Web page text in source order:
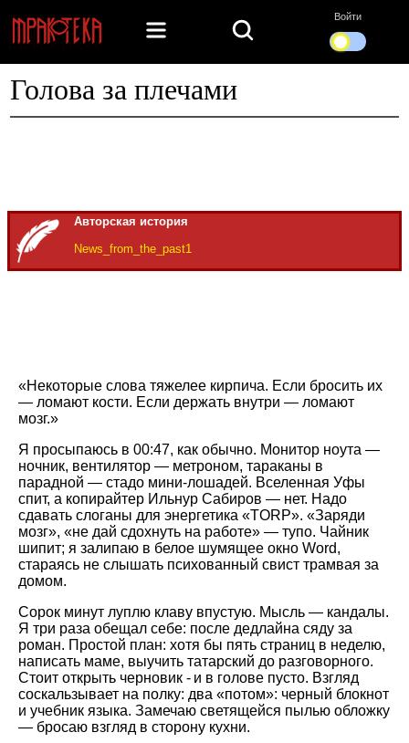
Войти
Голова за плечами
Авторская история
News_from_the_past1
«Некоторые слова тяжелее кирпича. Если бросить их
— ломают кости. Если держать внутри — ломают
мозг.»
Я просыпаюсь в 00:47, как обычно. Монитор ноута —
ночник, вентилятор — метроном, тараканы в
парадной — стадо мини‑лошадей. Вселенная Уфы
спит, а копирайтер Ильнур Сабиров — нет. Надо
сдавать слоганы для энергетика «TORP». «Заряди
мозг», «не дай сдохнуть на работе» — тупо. Чайник
шипит; я залипаю в белое шумящее окно Word,
стараясь не слышать психованный свист трамвая за
домом.
Сорок минут луплю клаву впустую. Мысль — кандалы.
Я три раза обещал себе: после дедлайна сяду за
роман. Простой план: хотя бы пять страниц в неделю,
написать маме, выучить татарский до разговорного.
Стоит открыть черновик ‑ и в голове пусто. Взгляд
соскальзывает на полку: два «потом»: черный блокнот
и учебник языка. Замечаю светящейся пылью обложку
— бросаю взгляд в сторону кухни.